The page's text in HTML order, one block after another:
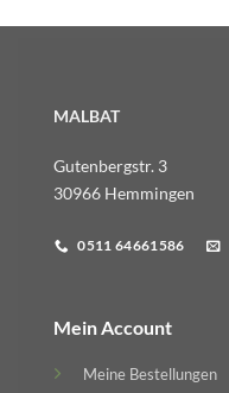
MALBAT
Gutenbergstr. 3
30966 Hemmingen
0511 64661586
Mein Account
Meine Bestellungen